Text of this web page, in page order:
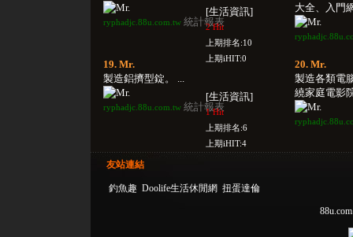
[生活資訊]
2 Hit
上期排名:10
上期iHIT:0
ryphadjc.88u.com.tw 統計報表
大全、入門
19. Mr.
製造鋁擠型錠。 ...
[生活資訊]
1 Hit
上期排名:6
上期iHIT:4
ryphadjc.88u.com.tw 統計報表
20. Mr.
製造各類電
繞家庭電影
友站連結
釣魚趣 Doolife生活休閒網 扭蛋達倫